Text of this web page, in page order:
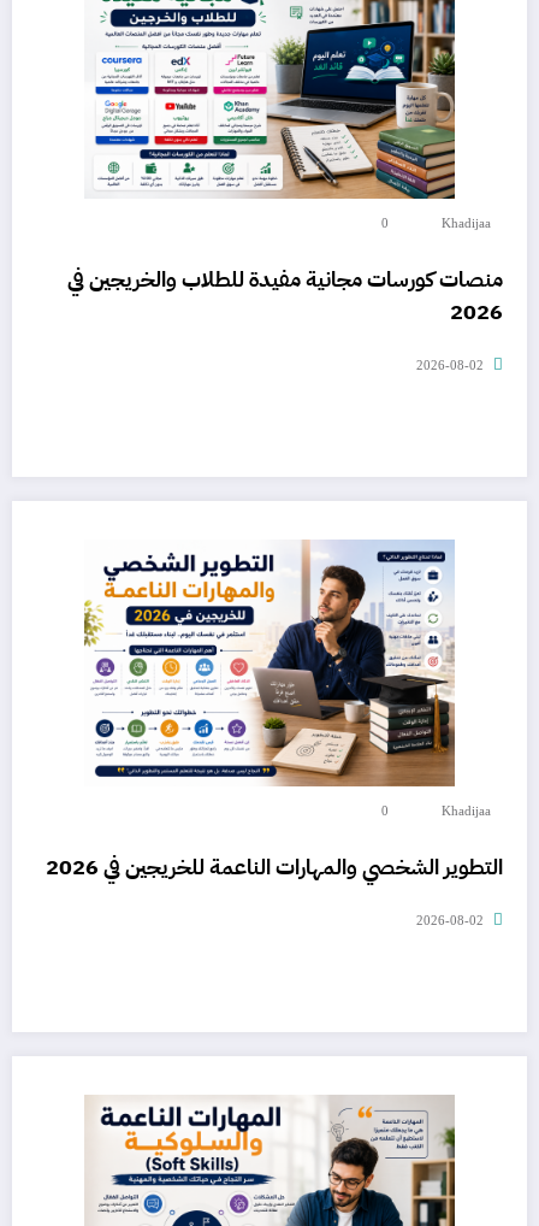
Khadijaa
0
منصات كورسات مجانية مفيدة للطلاب والخريجين في
2026
2026-08-02
Khadijaa
0
التطوير الشخصي والمهارات الناعمة للخريجين في 2026
2026-08-02